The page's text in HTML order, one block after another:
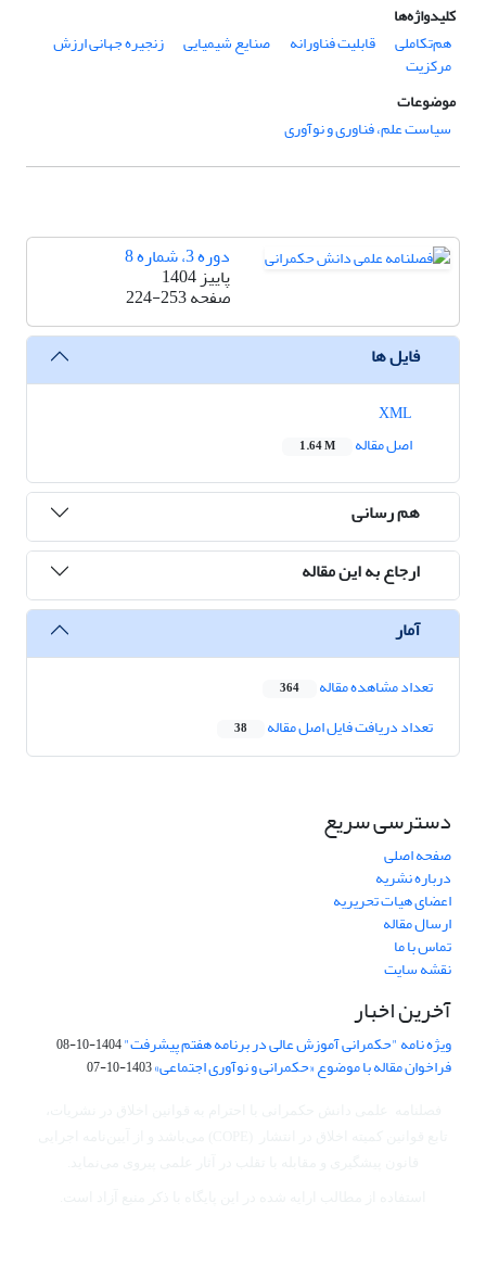
کلیدواژه‌ها
هم‌تکاملی
قابلیت فناورانه صنایع شیمیایی زنجیره جهانی ارزش
مرکزیت
موضوعات
سیاست علم، فناوری و نوآوری
دوره 3، شماره 8
پاییز 1404
صفحه224-253
فایل ها
اصل مقاله
1.64 M
هم رسانی
ارجاع به این مقاله
آمار
تعداد مشاهده مقاله 364
تعداد دریافت فایل اصل مقاله 38
دسترسی سریع
صفحه اصلی
درباره نشریه
اعضای هیات تحریریه
ارسال مقاله
تماس با ما
نقشه سایت
آخرین اخبار
ویژه نامه "حکمرانی آموزش عالی در برنامه هفتم پیشرفت"1404-10-08
فراخوان مقاله با موضوع «حکمرانی و نوآوری اجتماعی»1403-10-07